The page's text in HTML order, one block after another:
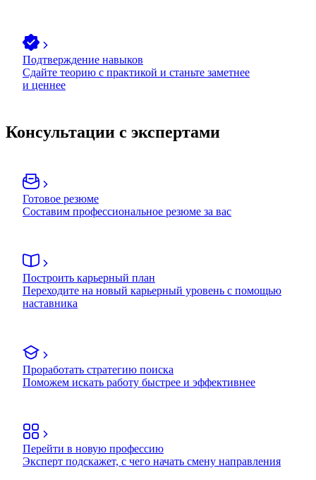
Подтверждение навыков
Сдайте теорию с практикой и станьте заметнее
и ценнее
Консультации с экспертами
Готовое резюме
Составим профессиональное резюме за вас
Построить карьерный план
Переходите на новый карьерный уровень с помощью
наставника
Проработать стратегию поиска
Поможем искать работу быстрее и эффективнее
Перейти в новую профессию
Эксперт подскажет, с чего начать смену направления